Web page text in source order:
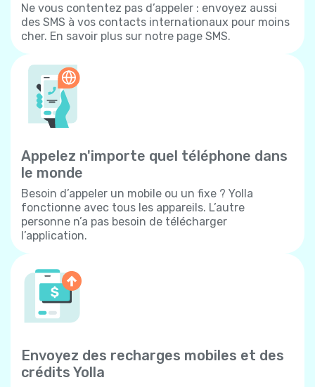
Ne vous contentez pas d’appeler : envoyez aussi
des SMS à vos contacts internationaux pour moins
cher. En savoir plus sur notre page SMS.
Appelez n'importe quel téléphone dans
le monde
Besoin d’appeler un mobile ou un fixe ? Yolla
fonctionne avec tous les appareils. L’autre
personne n’a pas besoin de télécharger
l’application.
Envoyez des recharges mobiles et des
crédits Yolla